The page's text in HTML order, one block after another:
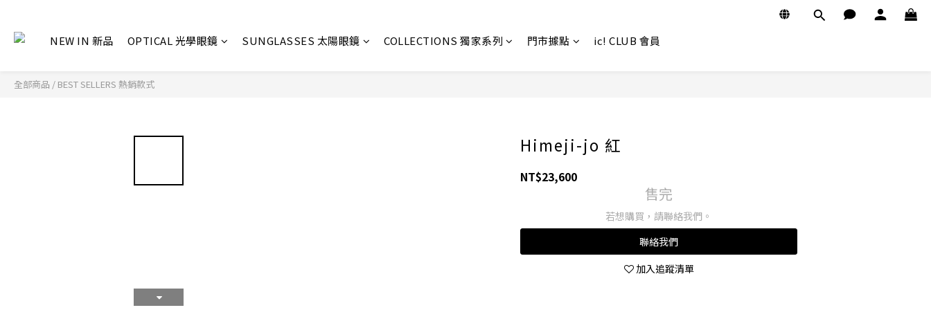
NEW IN 新品 OPTICAL 光學眼鏡 SUNGLASSES 太陽眼鏡 COLLECTIONS 獨家系列 門市據點 ic! CLUB 會員
全部商品 / BEST SELLERS 熱銷款式
Himeji-jo 紅
NT$23,600
售完
若想購買，請聯絡我們。
聯絡我們
加入追蹤清單